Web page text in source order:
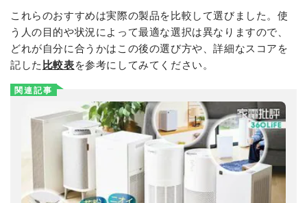
これらのおすすめは実際の製品を比較して選びました。使
う人の目的や状況によって最適な選択は異なりますので、
どれが自分に合うかはこの後の選び方や、詳細なスコアを
記した比較表を参考にしてみてください。
関連記事